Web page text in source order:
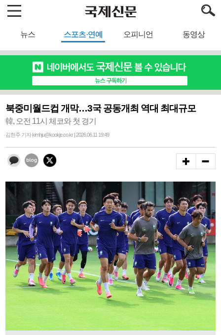
뉴스 스포츠·연예 오피니언 동영상
북중미월드컵 개막…3국 공동개최 역대 최대규모
韓, 오전 11시 체코와 첫 경기
김현주 기자 kimhju@kookje.co.kr | 2026.06.11 19:49